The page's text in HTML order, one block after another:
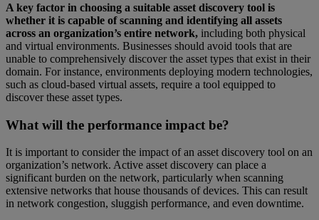
A key factor in choosing a suitable asset discovery tool is
whether it is capable of scanning and identifying all assets
across an organization’s entire network, including both physical
and virtual environments. Businesses should avoid tools that are
unable to comprehensively discover the asset types that exist in their
domain. For instance, environments deploying modern technologies,
such as cloud-based virtual assets, require a tool equipped to
discover these asset types.
What will the performance impact be?
It is important to consider the impact of an asset discovery tool on an
organization’s network. Active asset discovery can place a
significant burden on the network, particularly when scanning
extensive networks that house thousands of devices. This can result
in network congestion, sluggish performance, and even downtime.